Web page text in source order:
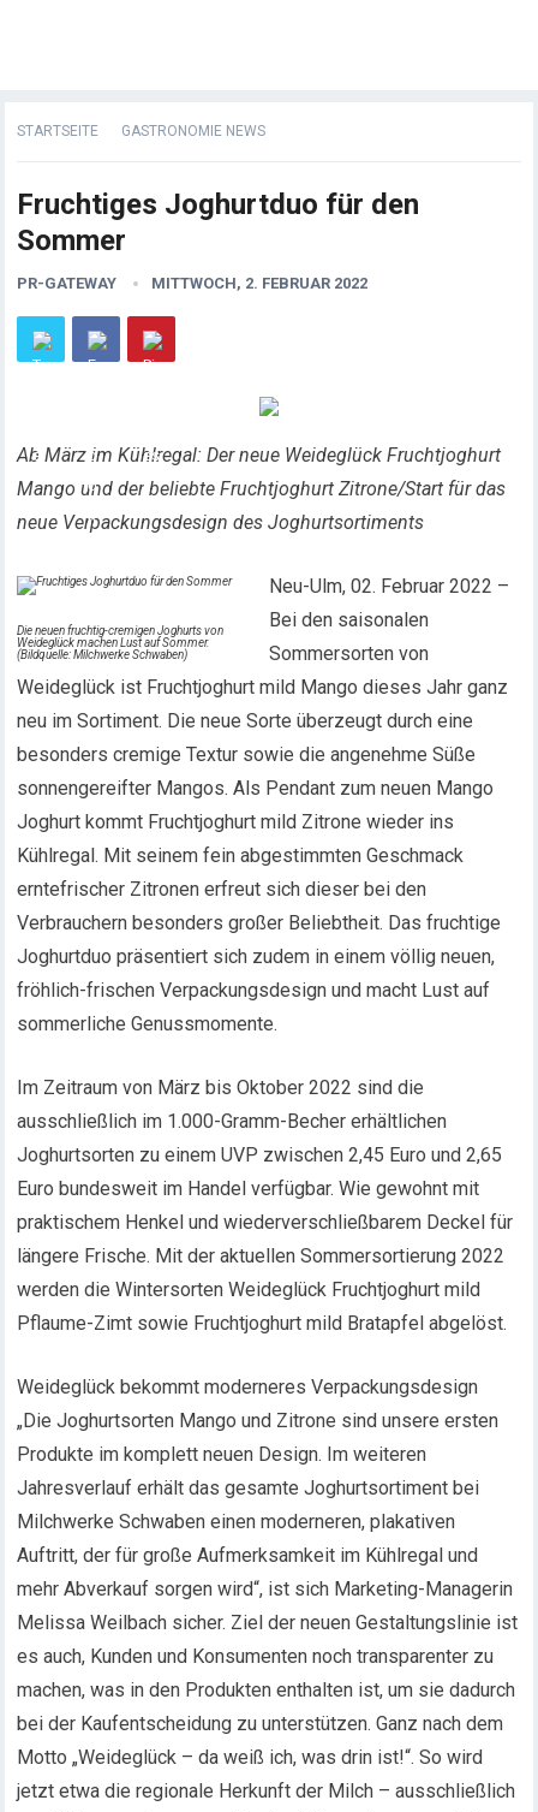
STARTSEITE GASTRONOMIE NEWS
Fruchtiges Joghurtduo für den
Sommer
PR-GATEWAY MITTWOCH, 2. FEBRUAR 2022
Ab März im Kühlregal: Der neue Weideglück Fruchtjoghurt
Mango und der beliebte Fruchtjoghurt Zitrone/Start für das
neue Verpackungsdesign des Joghurtsortiments
Die neuen fruchtig-cremigen Joghurts von
Weideglück machen Lust auf Sommer.
(Bildquelle: Milchwerke Schwaben)
Neu-Ulm, 02. Februar 2022 –
Bei den saisonalen
Sommersorten von
Weideglück ist Fruchtjoghurt mild Mango dieses Jahr ganz
neu im Sortiment. Die neue Sorte überzeugt durch eine
besonders cremige Textur sowie die angenehme Süße
sonnengereifter Mangos. Als Pendant zum neuen Mango
Joghurt kommt Fruchtjoghurt mild Zitrone wieder ins
Kühlregal. Mit seinem fein abgestimmten Geschmack
erntefrischer Zitronen erfreut sich dieser bei den
Verbrauchern besonders großer Beliebtheit. Das fruchtige
Joghurtduo präsentiert sich zudem in einem völlig neuen,
fröhlich-frischen Verpackungsdesign und macht Lust auf
sommerliche Genussmomente.
Im Zeitraum von März bis Oktober 2022 sind die
ausschließlich im 1.000-Gramm-Becher erhältlichen
Joghurtsorten zu einem UVP zwischen 2,45 Euro und 2,65
Euro bundesweit im Handel verfügbar. Wie gewohnt mit
praktischem Henkel und wiederverschließbarem Deckel für
längere Frische. Mit der aktuellen Sommersortierung 2022
werden die Wintersorten Weideglück Fruchtjoghurt mild
Pflaume-Zimt sowie Fruchtjoghurt mild Bratapfel abgelöst.
Weideglück bekommt moderneres Verpackungsdesign
„Die Joghurtsorten Mango und Zitrone sind unsere ersten
Produkte im komplett neuen Design. Im weiteren
Jahresverlauf erhält das gesamte Joghurtsortiment bei
Milchwerke Schwaben einen moderneren, plakativen
Auftritt, der für große Aufmerksamkeit im Kühlregal und
mehr Abverkauf sorgen wird“, ist sich Marketing-Managerin
Melissa Weilbach sicher. Ziel der neuen Gestaltungslinie ist
es auch, Kunden und Konsumenten noch transparenter zu
machen, was in den Produkten enthalten ist, um sie dadurch
bei der Kaufentscheidung zu unterstützen. Ganz nach dem
Motto „Weideglück – da weiß ich, was drin ist!“. So wird
jetzt etwa die regionale Herkunft der Milch – ausschließlich